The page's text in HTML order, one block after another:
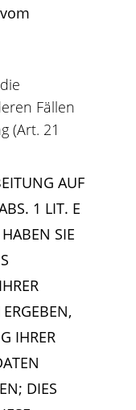
Fällen
(Art. 21
AUF
1 LIT. E
SIE
IHRER
DIES